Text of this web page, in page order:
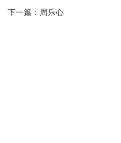
下一篇： 周乐心